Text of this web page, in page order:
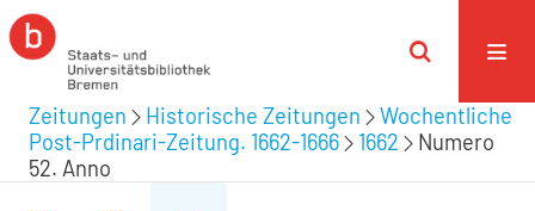
Zeitungen Historische Zeitungen
Wochentliche
Post-Prdinari-Zeitung. 1662-1666
1662
Numero
52. Anno